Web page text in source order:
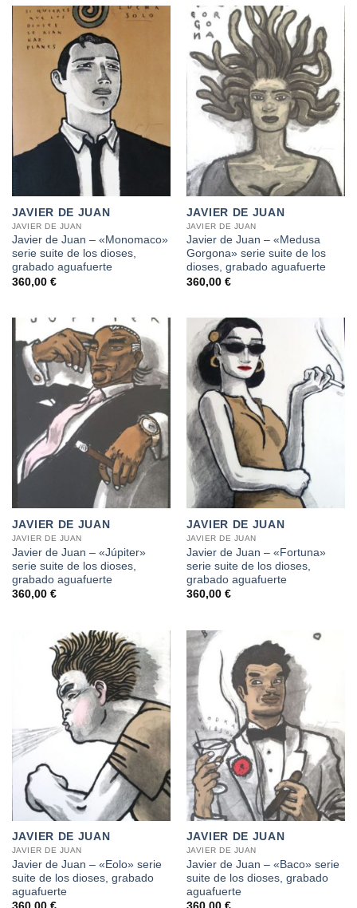
JAVIER DE JUAN
JAVIER DE JUAN
Javier de Juan – «Monomaco»
serie suite de los dioses,
grabado aguafuerte
360,00 €
JAVIER DE JUAN
JAVIER DE JUAN
Javier de Juan – «Medusa
Gorgona» serie suite de los
dioses, grabado aguafuerte
360,00 €
JAVIER DE JUAN
JAVIER DE JUAN
Javier de Juan – «Júpiter»
serie suite de los dioses,
grabado aguafuerte
360,00 €
JAVIER DE JUAN
JAVIER DE JUAN
Javier de Juan – «Fortuna»
serie suite de los dioses,
grabado aguafuerte
360,00 €
JAVIER DE JUAN
JAVIER DE JUAN
Javier de Juan – «Eolo» serie
suite de los dioses, grabado
aguafuerte
JAVIER DE JUAN
JAVIER DE JUAN
Javier de Juan – «Baco» serie
suite de los dioses, grabado
aguafuerte